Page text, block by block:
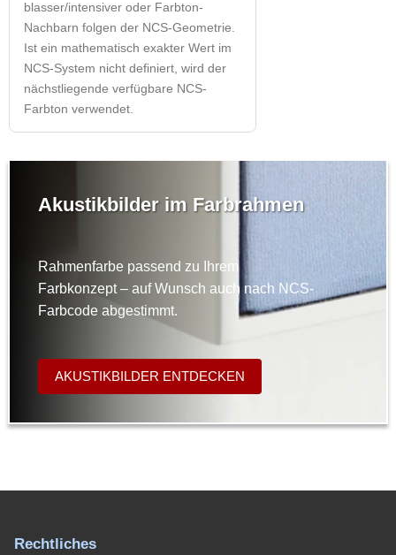
blasser/intensiver oder Farbton-
Nachbarn folgen der NCS-Geometrie.
Ist ein mathematisch exakter Wert im
NCS-System nicht definiert, wird der
nächstliegende verfügbare NCS-
Farbton verwendet.
Akustikbilder im Farbrahmen
Rahmenfarbe passend zu Ihrem
Farbkonzept – auf Wunsch auch nach NCS-
Farbcode abgestimmt.
AKUSTIKBILDER ENTDECKEN
Rechtliches